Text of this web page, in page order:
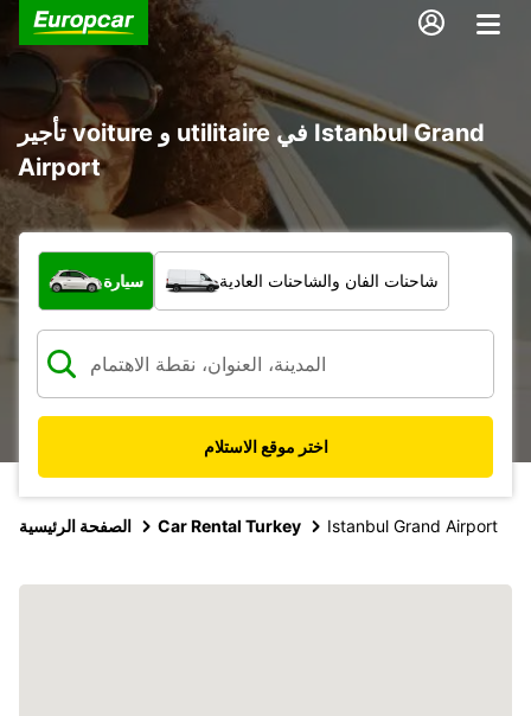
تأجير voiture و utilitaire في Istanbul Grand
Airport
ما نوع المركبة؟
سيارة شاحنات الفان والشاحنات العادية
اختر موقع الاستلام
الصفحة الرئيسية Car Rental Turkey Istanbul Grand Airport